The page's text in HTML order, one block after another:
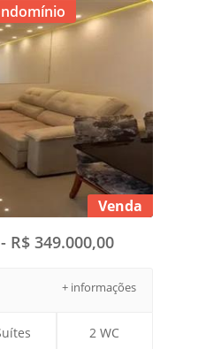
Venda
R$ 349.000,00
+ informações
2 WC